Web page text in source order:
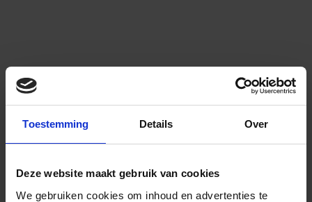
Toestemming Details Over
Deze website maakt gebruik van cookies
We gebruiken cookies om inhoud en advertenties te